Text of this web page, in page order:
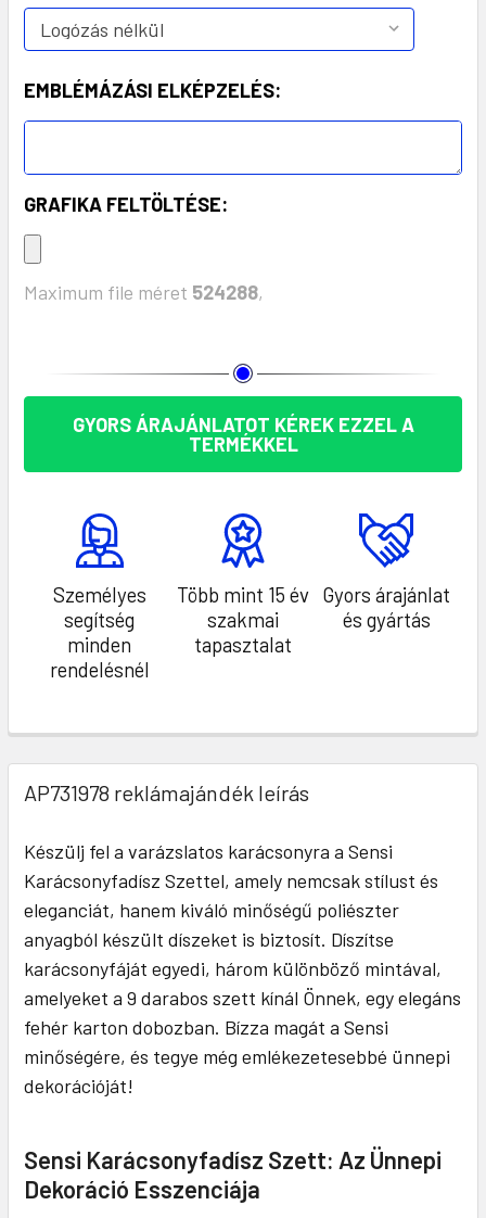
EMBLÉMÁZÁSI ELKÉPZELÉS:
GRAFIKA FELTÖLTÉSE:
Maximum file méret 524288,
GYORS ÁRAJÁNLATOT KÉREK EZZEL A
TERMÉKKEL
Személyes
segítség
minden
rendelésnél
Több mint 15 év
szakmai
tapasztalat
Gyors árajánlat
és gyártás
AP731978 reklámajándék leírás
Készülj fel a varázslatos karácsonyra a Sensi
Karácsonyfadísz Szettel, amely nemcsak stílust és
eleganciát, hanem kiváló minőségű poliészter
anyagból készült díszeket is biztosít. Díszítse
karácsonyfáját egyedi, három különböző mintával,
amelyeket a 9 darabos szett kínál Önnek, egy elegáns
fehér karton dobozban. Bízza magát a Sensi
minőségére, és tegye még emlékezetesebbé ünnepi
dekorációját!
Sensi Karácsonyfadísz Szett: Az Ünnepi
Dekoráció Esszenciája